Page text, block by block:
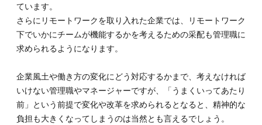
ています。
さらにリモートワークを取り入れた企業では、リモートワーク
下でいかにチームが機能するかを考えるための采配も管理職に
求められるようになります。
企業風土や働き方の変化にどう対応するかまで、考えなければ
いけない管理職やマネージャーですが、「うまくいってあたり
前」という前提で変化や改革を求められるとなると、精神的な
負担も大きくなってしまうのは当然とも言えるでしょう。